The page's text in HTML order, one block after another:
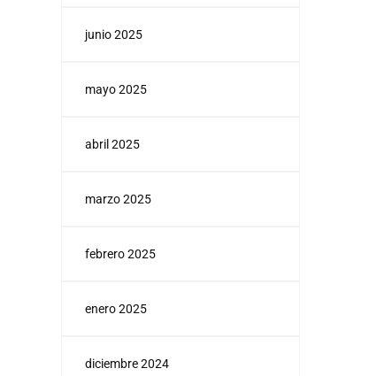
junio 2025
mayo 2025
abril 2025
marzo 2025
febrero 2025
enero 2025
diciembre 2024